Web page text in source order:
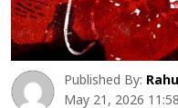
Published By:
May 21, 2026